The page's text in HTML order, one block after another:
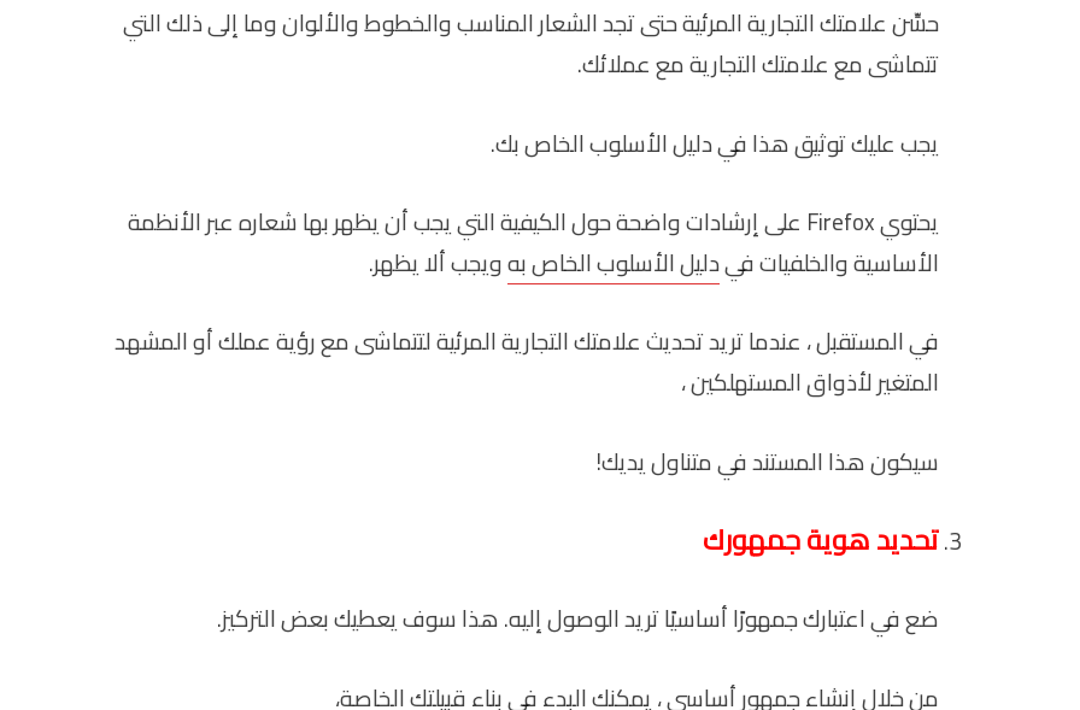
حسِّن علامتك التجارية المرئية حتى تجد الشعار المناسب والخطوط والألوان وما إلى ذلك التي
تتماشى مع علامتك التجارية مع عملائك.
يجب عليك توثيق هذا في دليل الأسلوب الخاص بك.
يحتوي Firefox على إرشادات واضحة حول الكيفية التي يجب أن يظهر بها شعاره عبر الأنظمة
الأساسية والخلفيات فيدليل الأسلوب الخاص بهويجب ألا يظهر.
في المستقبل ، عندما تريد تحديث علامتك التجارية المرئية لتتماشى مع رؤية عملك أو المشهد
المتغير لأذواق المستهلكين ،
سيكون هذا المستند في متناول يديك!
تحديد هوية جمهورك
ضع في اعتبارك جمهورًا أساسيًا تريد الوصول إليه. هذا سوف يعطيك بعض التركيز.
من خلال إنشاء جمهور أساسي ، يمكنك البدء في بناء قبيلتك الخاصة،